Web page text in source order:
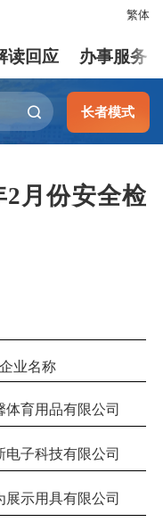
繁体
读回应 办事服务
长者模式
2月份安全检
企业名称
体育用品有限公司
电子科技有限公司
展示用具有限公司